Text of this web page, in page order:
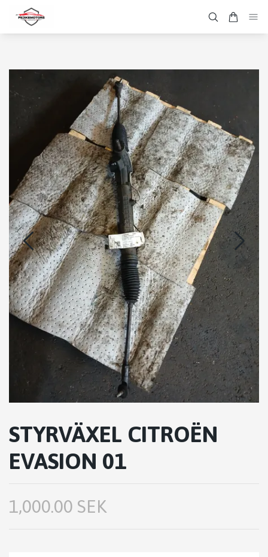
STYRVÄXEL CITROËN
EVASION 01
1,000.00 SEK